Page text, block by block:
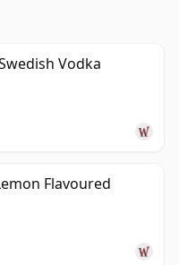
Vodka
Flavoured